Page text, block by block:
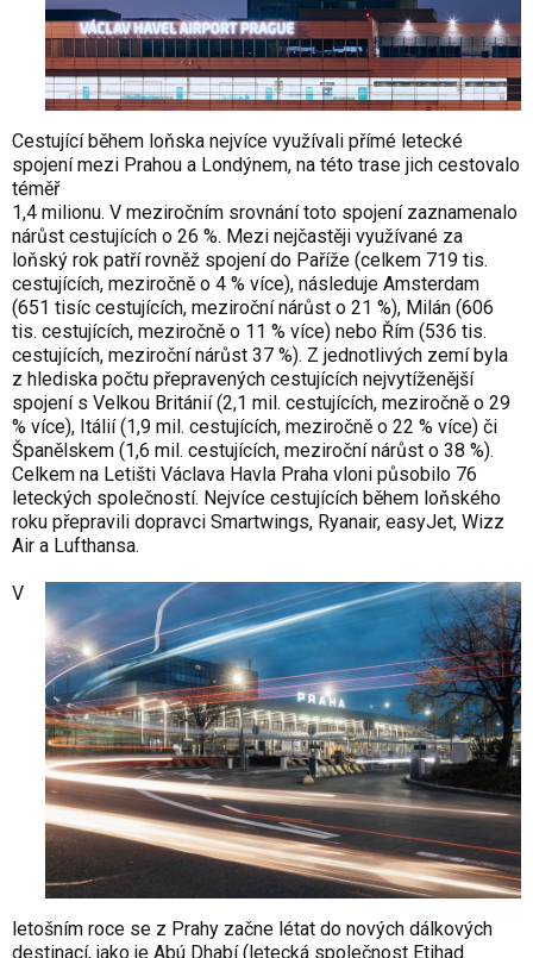
Cestující během loňska nejvíce využívali přímé letecké
spojení mezi Prahou a Londýnem, na této trase jich cestovalo
téměř
1,4 milionu. V meziročním srovnání toto spojení zaznamenalo
nárůst cestujících o 26 %. Mezi nejčastěji využívané za
loňský rok patří rovněž spojení do Paříže (celkem 719 tis.
cestujících, meziročně o 4 % více), následuje Amsterdam
(651 tisíc cestujících, meziroční nárůst o 21 %), Milán (606
tis. cestujících, meziročně o 11 % více) nebo Řím (536 tis.
cestujících, meziroční nárůst 37 %). Z jednotlivých zemí byla
z hlediska počtu přepravených cestujících nejvytíženější
spojení s Velkou Británií (2,1 mil. cestujících, meziročně o 29
% více), Itálií (1,9 mil. cestujících, meziročně o 22 % více) či
Španělskem (1,6 mil. cestujících, meziroční nárůst o 38 %).
Celkem na Letišti Václava Havla Praha vloni působilo 76
leteckých společností. Nejvíce cestujících během loňského
roku přepravili dopravci Smartwings, Ryanair, easyJet, Wizz
Air a Lufthansa.
V
letošním roce se z Prahy začne létat do nových dálkových
destinací, jako je Abú Dhabí (letecká společnost Etihad